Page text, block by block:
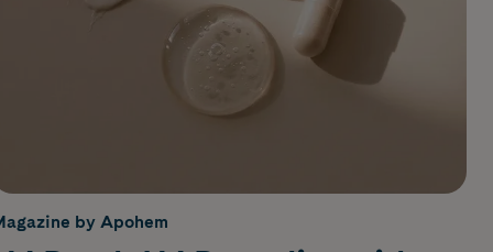
by Apohem